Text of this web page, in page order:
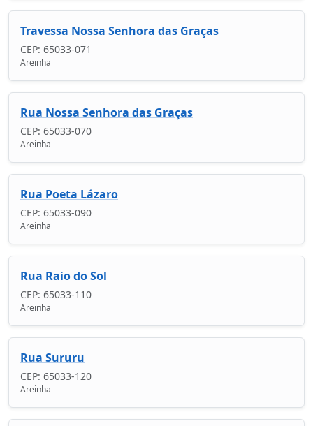
Travessa Nossa Senhora das Graças
CEP: 65033-071
Areinha
Rua Nossa Senhora das Graças
CEP: 65033-070
Areinha
Rua Poeta Lázaro
CEP: 65033-090
Areinha
Rua Raio do Sol
CEP: 65033-110
Areinha
Rua Sururu
CEP: 65033-120
Areinha